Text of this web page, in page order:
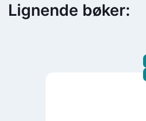
Lignende bøker: